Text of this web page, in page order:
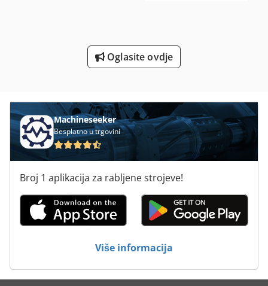
Oglasite ovdje
Machineseeker
Besplatno u trgovini
Broj 1 aplikacija za rabljene strojeve!
Više informacija